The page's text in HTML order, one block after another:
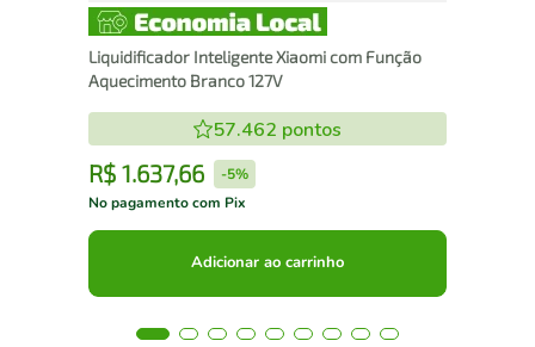
Liquidificador Inteligente Xiaomi com Função
Aquecimento Branco 127V
57.462 pontos
R$ 1.637,66 -5%
No pagamento com Pix
Adicionar ao carrinho